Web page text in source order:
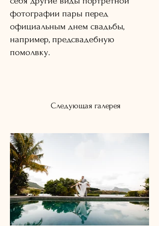
фотографии пары перед
официальным днем ​​свадьбы,
например, предсвадебную
помолвку.
Следующая галерея